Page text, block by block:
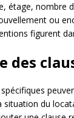
étage, nombre
ou
figurent
des
du